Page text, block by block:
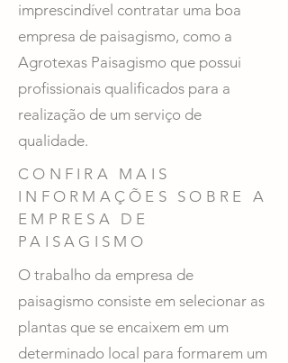
imprescindível contratar uma boa
empresa de paisagismo, como a
Agrotexas Paisagismo que possui
profissionais qualificados para a
realização de um serviço de
qualidade.
CONFIRA MAIS
INFORMAÇÕES SOBRE A
EMPRESA DE
PAISAGISMO
O trabalho da empresa de
paisagismo consiste em selecionar as
plantas que se encaixem em um
determinado local para formarem um